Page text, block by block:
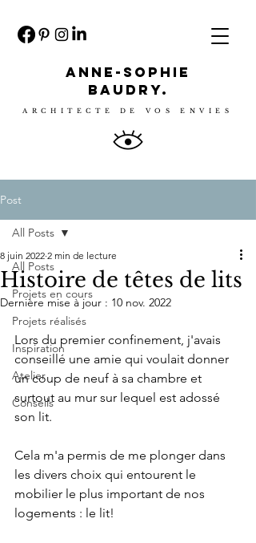
ANNE-SOPHIE
BAUDRY.
ARCHITECTE DE VOS ENVIES
Post
All Posts
Projets en cours
Projets réalisés
Inspiration
Atelier
Conseils
All Posts
Histoire de têtes de lits
8 juin 2022 2 min de lecture
Dernière mise à jour : 10 nov. 2022
Lors du premier confinement, j'avais
conseillé une amie qui voulait donner
un coup de neuf à sa chambre et
surtout au mur sur lequel est adossé
son lit.
Cela m'a permis de me plonger dans
les divers choix qui entourent le
mobilier le plus important de nos
logements : le lit!